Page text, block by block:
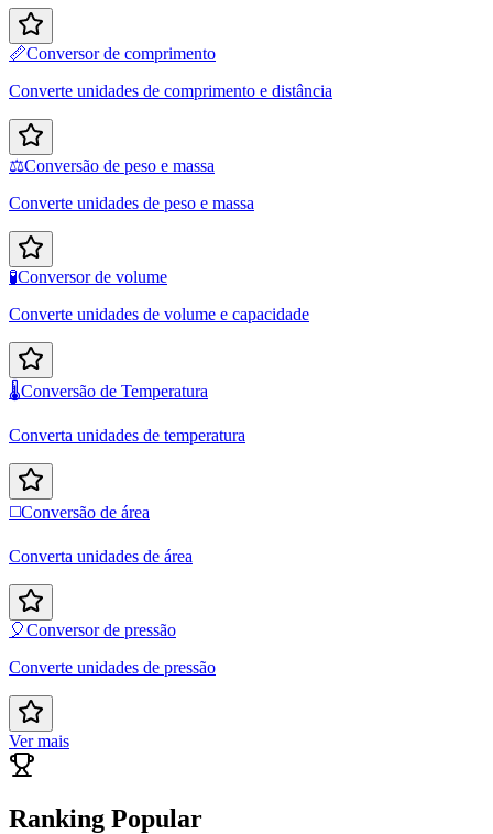
📏Conversor de comprimento
Converte unidades de comprimento e distância
⚖️Conversão de peso e massa
Converte unidades de peso e massa
🧪Conversor de volume
Converte unidades de volume e capacidade
🌡️Conversão de Temperatura
Converta unidades de temperatura
◻️Conversão de área
Converta unidades de área
🎈Conversor de pressão
Converte unidades de pressão
Ver mais
Ranking Popular